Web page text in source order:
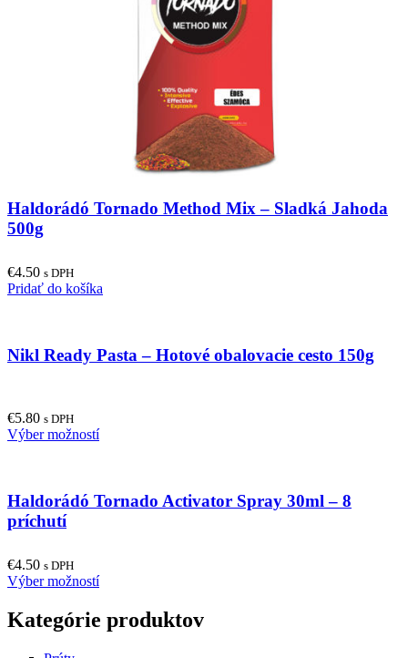
Haldorádó Tornado Method Mix – Sladká Jahoda
500g
€4.50 s DPH
Pridať do košíka
Nikl Ready Pasta – Hotové obalovacie cesto 150g
€5.80 s DPH
Výber možnostíThis
variants.
chosen
the
product
Haldorádó Tornado Activator Spray 30ml – 8
príchutí
€4.50 s DPH
Výber možnostíThis
multiple
Kategórie produktov